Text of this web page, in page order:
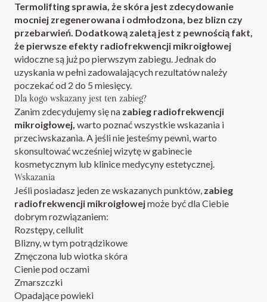
Termolifting sprawia, że skóra jest zdecydowanie
mocniej zregenerowana i odmłodzona, bez blizn czy
przebarwień. Dodatkową zaletą jest z pewnością fakt,
że pierwsze efekty radiofrekwencji mikroigłowej
widoczne są już po pierwszym zabiegu. Jednak do
uzyskania w pełni zadowalających rezultatów należy
poczekać od 2 do 5 miesięcy.
Dla kogo wskazany jest ten zabieg?
Zanim zdecydujemy się na zabieg radiofrekwencji
mikroigłowej, warto poznać wszystkiewskazania i
przeciwskazania. A jeśli nie jesteśmy pewni, warto
skonsultować wcześniej wizytę w gabinecie
kosmetycznym lub klinice medycyny estetycznej.
Wskazania
Jeśli posiadasz jeden ze wskazanych punktów, zabieg
radiofrekwencji mikroigłowejmoże być dla Ciebie
dobrym rozwiązaniem:
Rozstępy, cellulit
Blizny, w tym potrądzikowe
Zmęczona lub wiotka skóra
Cienie pod oczami
Zmarszczki
Opadające powieki